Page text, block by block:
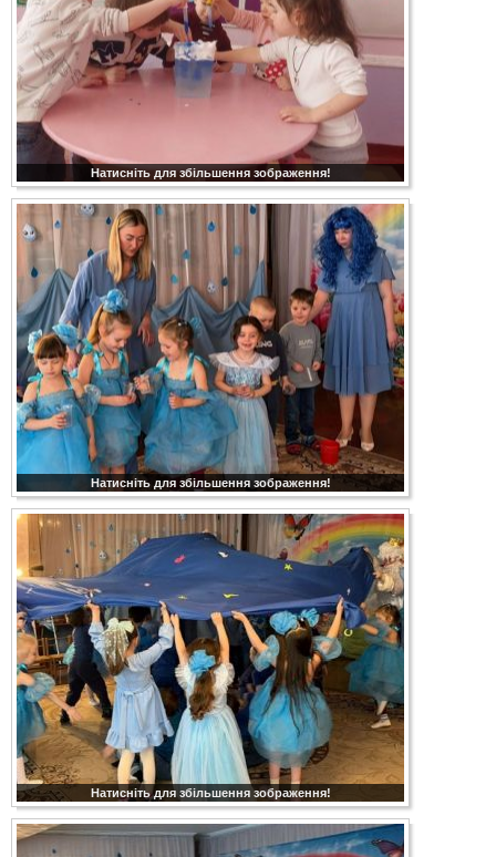
Натисніть для збільшення зображення!
Натисніть для збільшення зображення!
Натисніть для збільшення зображення!